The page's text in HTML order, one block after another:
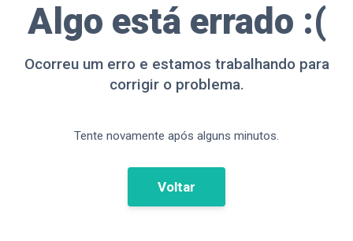
Algo está errado :(
Ocorreu um erro e estamos trabalhando para
corrigir o problema.
Tente novamente após alguns minutos.
Voltar